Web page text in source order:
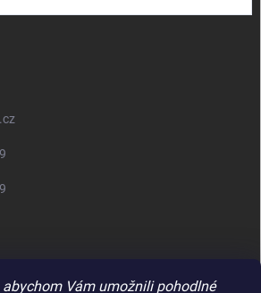
Vám umožnili pohodlné